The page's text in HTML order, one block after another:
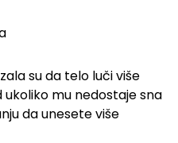
su da telo luči više
mu nedostaje sna
da unesete više